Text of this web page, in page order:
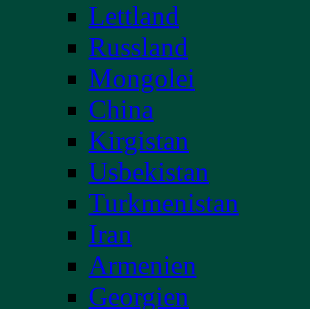
Lettland
Russland
Mongolei
China
Kirgistan
Usbekistan
Turkmenistan
Iran
Armenien
Georgien